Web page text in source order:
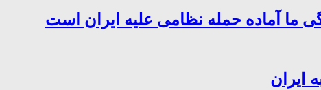
ما آماده حمله نظامی علیه ایران است
ایران